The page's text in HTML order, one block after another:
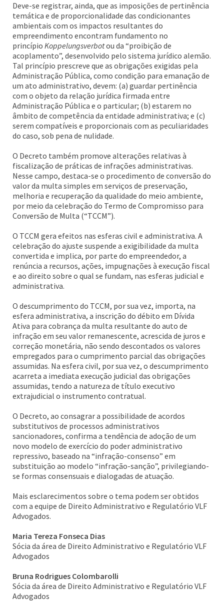
Deve-se registrar, ainda, que as imposições de pertinência
temática e de proporcionalidade das condicionantes
ambientais com os impactos resultantes do
empreendimento encontram fundamento no
princípio Koppelungsverbotou da “proibição de
acoplamento”, desenvolvido pelo sistema jurídico alemão.
Tal princípio prescreve que as obrigações exigidas pela
Administração Pública, como condição para emanação de
um ato administrativo, devem: (a) guardar pertinência
com o objeto da relação jurídica firmada entre
Administração Pública e o particular; (b) estarem no
âmbito de competência da entidade administrativa; e (c)
serem compatíveis e proporcionais com as peculiaridades
do caso, sob pena de nulidade.
O Decreto também promove alterações relativas à
fiscalização de práticas de infrações administrativas.
Nesse campo, destaca-se o procedimento de conversão do
valor da multa simples em serviços de preservação,
melhoria e recuperação da qualidade do meio ambiente,
por meio da celebração do Termo de Compromisso para
Conversão de Multa (“TCCM”).
O TCCM gera efeitos nas esferas civil e administrativa. A
celebração do ajuste suspende a exigibilidade da multa
convertida e implica, por parte do empreendedor, a
renúncia a recursos, ações, impugnações à execução fiscal
e ao direito sobre o qual se fundam, nas esferas judicial e
administrativa.
O descumprimento do TCCM, por sua vez, importa, na
esfera administrativa, a inscrição do débito em Dívida
Ativa para cobrança da multa resultante do auto de
infração em seu valor remanescente, acrescida de juros e
correção monetária, não sendo descontados os valores
empregados para o cumprimento parcial das obrigações
assumidas. Na esfera civil, por sua vez, o descumprimento
acarreta a imediata execução judicial das obrigações
assumidas, tendo a natureza de título executivo
extrajudicial o instrumento contratual.
O Decreto, ao consagrar a possibilidade de acordos
substitutivos de processos administrativos
sancionadores, confirma a tendência de adoção de um
novo modelo de exercício do poder administrativo
repressivo, baseado na “infração-consenso” em
substituição ao modelo “infração-sanção”, privilegiando-
se formas consensuais e dialogadas de atuação.
Mais esclarecimentos sobre o tema podem ser obtidos
com a equipe de Direito Administrativo e Regulatório VLF
Advogados.
Maria Tereza Fonseca Dias
Sócia da área de Direito Administrativo e Regulatório VLF
Advogados
Bruna Rodrigues Colombarolli
Sócia da área de Direito Administrativo e Regulatório VLF
Advogados